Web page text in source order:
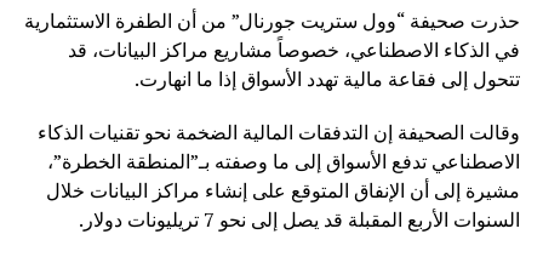
حذرت صحيفة “وول ستريت جورنال” من أن الطفرة الاستثمارية
في الذكاء الاصطناعي، خصوصاً مشاريع مراكز البيانات، قد
تتحول إلى فقاعة مالية تهدد الأسواق إذا ما انهارت.
وقالت الصحيفة إن التدفقات المالية الضخمة نحو تقنيات الذكاء
الاصطناعي تدفع الأسواق إلى ما وصفته بـ”المنطقة الخطرة”،
مشيرة إلى أن الإنفاق المتوقع على إنشاء مراكز البيانات خلال
السنوات الأربع المقبلة قد يصل إلى نحو 7 تريليونات دولار.